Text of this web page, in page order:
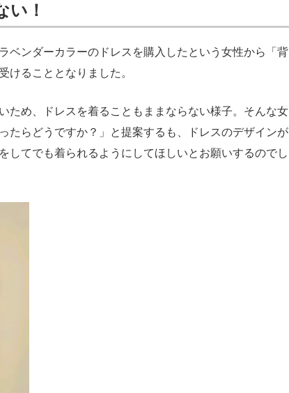
い！
ンダーカラーのドレスを購入したという女性から「背
けることとなりました。
め、ドレスを着ることもままならない様子。そんな女
たらどうですか？」と提案するも、ドレスのデザインが
してでも着られるようにしてほしいとお願いするのでし